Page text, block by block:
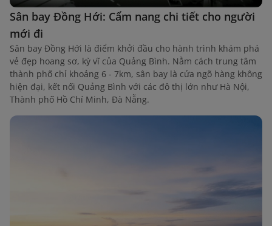
Sân bay Đồng Hới: Cẩm nang chi tiết cho người
mới đi
Sân bay Đồng Hới là điểm khởi đầu cho hành trình khám phá
vẻ đẹp hoang sơ, kỳ vĩ của Quảng Bình. Nằm cách trung tâm
thành phố chỉ khoảng 6 - 7km, sân bay là cửa ngõ hàng không
hiện đại, kết nối Quảng Bình với các đô thị lớn như Hà Nội,
Thành phố Hồ Chí Minh, Đà Nẵng.